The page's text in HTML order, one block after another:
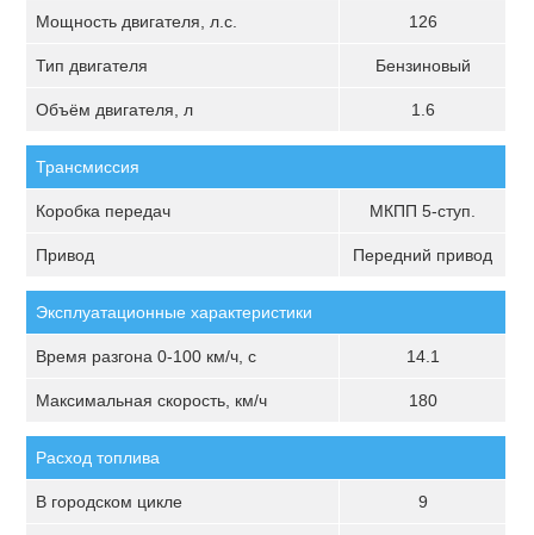
Мощность двигателя, л.с. 126
Тип двигателя Бензиновый
Объём двигателя, л 1.6
Трансмиссия
Коробка передач МКПП 5-ступ.
Привод Передний привод
Эксплуатационные характеристики
Время разгона 0-100 км/ч, с 14.1
Максимальная скорость, км/ч 180
Расход топлива
В городском цикле 9